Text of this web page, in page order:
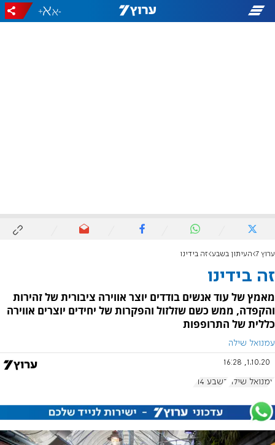
-
+
ערוץ 7 העיתון בשבע זה בידינו
זה בידינו
מאמץ של עוד אנשים בודדים יוצר אווירה ציבורית של זהירות
והקפדה, ממש כשם שזלזול והפקרות של יחידים יוצרים אווירה
כללית של התרופפות
עמנואל שילה
1.10.20, 16:28
עמנואל שילה בשבע 914